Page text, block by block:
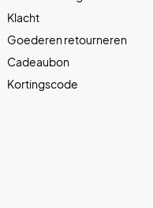
Klacht
Goederen retourneren
Cadeaubon
Kortingscode